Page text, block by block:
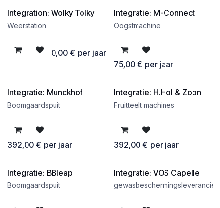
Gratis
Integration: Wolky Tolky
Weerstation
0,00€ per jaar
Integratie: M-Connect
Oogstmachine
75,00€ per jaar
Integratie: Munckhof
Boomgaardspuit
392,00 € per jaar
Integratie: H.Hol & Zoon
Fruitteelt machines
392,00€ per jaar
Integratie: BBleap
Boomgaardspuit Gratis
Integratie: VOS Capelle
gewasbeschermingsleverancier